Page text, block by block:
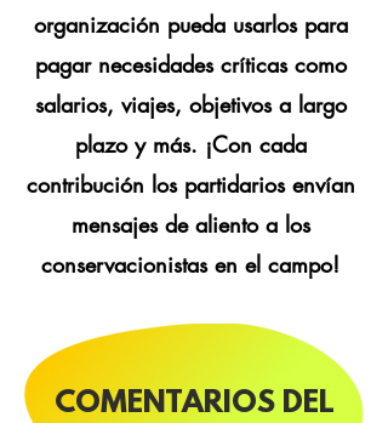
organización pueda usarlos para
pagar necesidades críticas como
salarios, viajes, objetivos a largo
plazo y más. ¡Con cada
contribución los partidarios envían
mensajes de aliento a los
conservacionistas en el campo!
COMENTARIOS DEL